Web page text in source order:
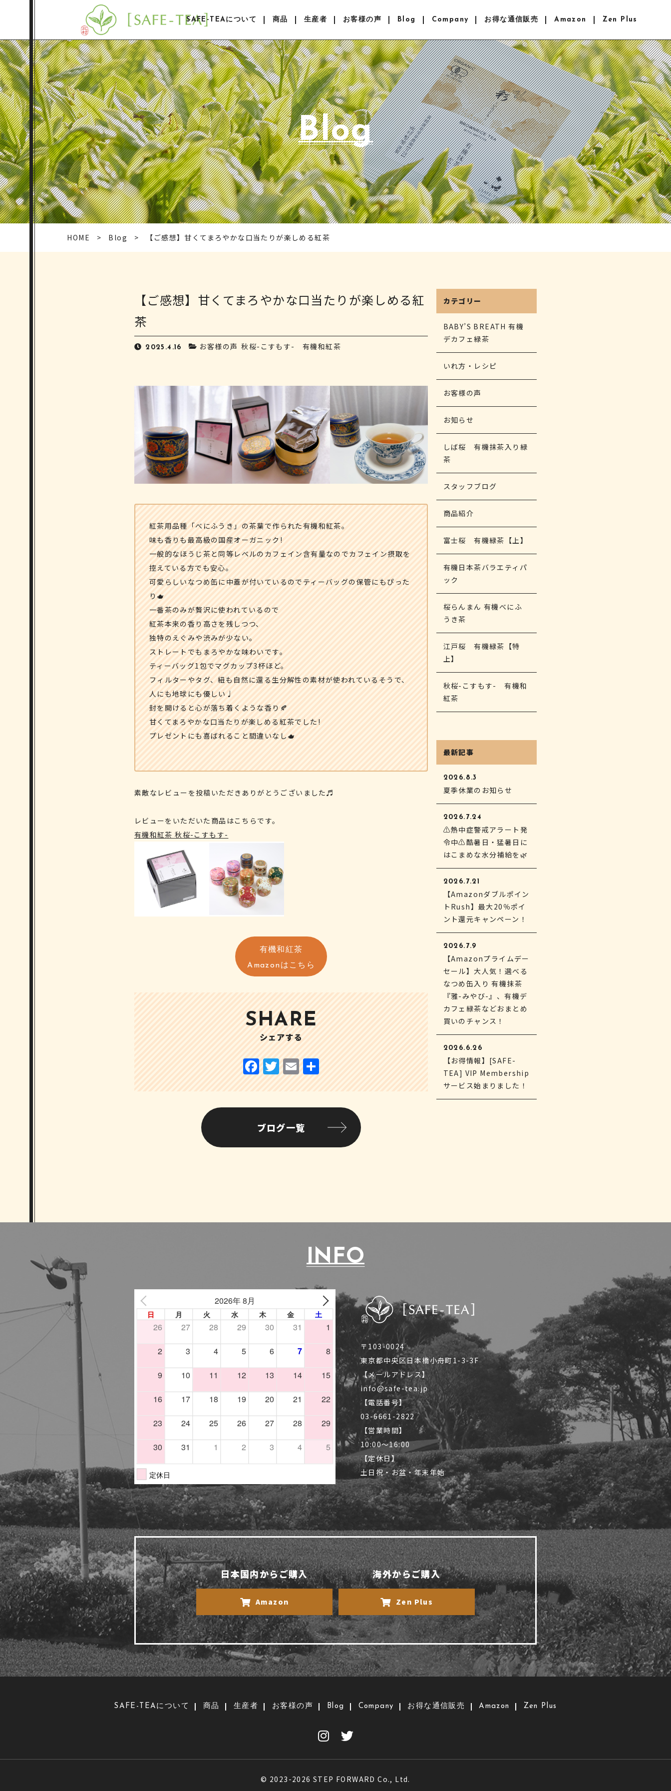
SAFE-TEAについて 商品 生産者 お客様の声 Blog Company お得な通信販売 Amazon Zen Plus
Blog
HOME Blog 【ご感想】甘くてまろやかな口当たりが楽しめる紅茶
【ご感想】甘くてまろやかな口当たりが楽しめる紅
茶
2025.4.16 お客様の声 秋桜-こすもす- 有機和紅茶
紅茶用品種「べにふうき」の茶葉で作られた有機和紅茶。
味も香りも最高級の国産オーガニック!
一般的なほうじ茶と同等レベルのカフェイン含有量なのでカフェイン摂取を
控えている方でも安心。
可愛らしいなつめ缶に中蓋が付いているのでティーバッグの保管にもぴった
り🫖
一番茶のみが贅沢に使われているので
紅茶本来の香り高さを残しつつ、
独特のえぐみや渋みが少ない。
ストレートでもまろやかな味わいです。
ティーバッグ1包でマグカップ3杯ほど。
フィルターやタグ、紐も自然に還る生分解性の素材が使われているそうで、
人にも地球にも優しい♩
封を開けると心が落ち着くような香り🍂
甘くてまろやかな口当たりが楽しめる紅茶でした!
プレゼントにも喜ばれること間違いなし🫖
素敵なレビューを投稿いただきありがとうございました♬
レビューをいただいた商品はこちらです。
有機和紅茶 秋桜-こすもす-
有機和紅茶
Amazonはこちら
SHARE
シェアする
ブログ一覧
カテゴリー
BABY’S BREATH 有機
デカフェ緑茶
いれ方・レシピ
お客様の声
お知らせ
しば桜 有機抹茶入り緑
茶
スタッフブログ
商品紹介
富士桜 有機緑茶【上】
有機日本茶バラエティパ
ック
桜らんまん 有機べにふ
うき茶
江戸桜 有機緑茶【特
上】
秋桜-こすもす- 有機和
紅茶
最新記事
2026.8.3
夏季休業のお知らせ
2026.7.24
⚠熱中症警戒アラート発
令中⚠酷暑日・猛暑日に
はこまめな水分補給を🌿
2026.7.21
【Amazonダブルポイン
トRush】最大20％ポイ
ント還元キャンペーン！
2026.7.9
【Amazonプライムデー
セール】大人気！選べる
なつめ缶入り 有機抹茶
『雅-みやび-』、有機デ
カフェ緑茶などおまとめ
買いのチャンス！
2026.6.26
【お得情報】[SAFE-
TEA] VIP Membership
サービス始まりました！
INFO
〒103-0024
東京都中央区日本橋小舟町1-3-3F
【メールアドレス】
info@safe-tea.jp
【電話番号】
03-6661-2822
【営業時間】
10:00〜16:00
【定休日】
土日祝・お盆・年末年始
日本国内からご購入
Amazon
海外からご購入
Zen Plus
SAFE-TEAについて 商品 生産者 お客様の声 Blog Company お得な通信販売 Amazon Zen Plus
© 2023-2026 STEP FORWARD Co., Ltd.